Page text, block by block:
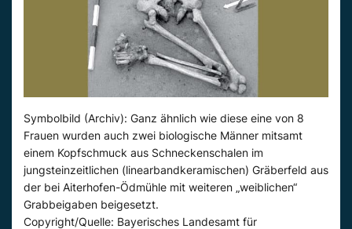
Symbolbild (Archiv): Ganz ähnlich wie diese eine von 8
Frauen wurden auch zwei biologische Männer mitsamt
einem Kopfschmuck aus Schneckenschalen im
jungsteinzeitlichen (linearbandkeramischen) Gräberfeld aus
der bei Aiterhofen-Ödmühle mit weiteren „weiblichen“
Grabbeigaben beigesetzt.
Copyright/Quelle: Bayerisches Landesamt für